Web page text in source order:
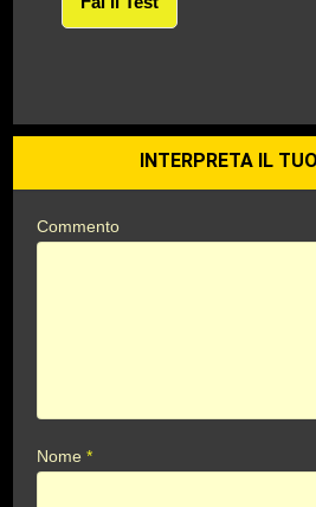
INTERPRETA IL
Commento
Nome*